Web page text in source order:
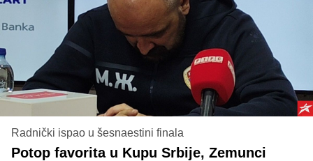
Radnički ispao u šesnaestini finala
Potop favorita u Kupu Srbije, Zemunci